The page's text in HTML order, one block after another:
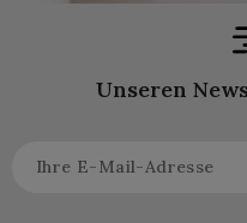
Unseren